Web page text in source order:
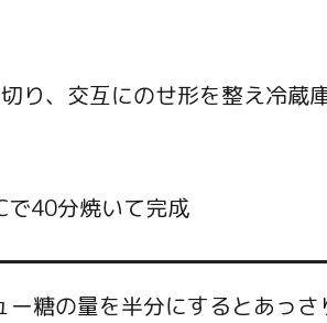
り、交互にのせ形を整え冷蔵
40分焼いて完成
糖の量を半分にするとあっ